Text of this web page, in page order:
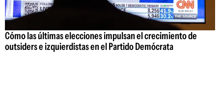
Cómo las últimas elecciones impulsan el crecimiento de
outsiders e izquierdistas en el Partido Demócrata